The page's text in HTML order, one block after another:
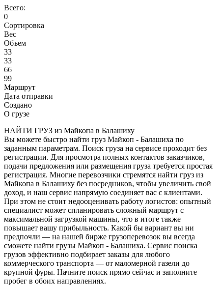
Всего:
0
Сортировка
Вес
Объем
33
33
66
99
Маршрут
Дата отправки
Создано
О грузе
НАЙТИ ГРУЗ из Майкопа в Балашиху
Вы можете быстро найти груз Майкоп - Балашиха по
заданным параметрам. Поиск груза на сервисе проходит без
регистрации. Для просмотра полных контактов заказчиков,
подачи предложения или размещения груза требуется простая
регистрация. Многие перевозчики стремятся найти груз из
Майкопа в Балашиху без посредников, чтобы увеличить свой
доход, и наш сервис напрямую соединяет вас с клиентами.
При этом не стоит недооценивать работу логистов: опытный
специалист может спланировать сложный маршрут с
максимальной загрузкой машины, что в итоге также
повышает вашу прибыльность. Какой бы вариант вы ни
предпочли — на нашей бирже грузоперевозок вы всегда
сможете найти грузы Майкоп - Балашиха. Сервис поиска
грузов эффективно подбирает заказы для любого
коммерческого транспорта — от маломерной газели до
крупной фуры. Начните поиск прямо сейчас и заполните
пробег в обоих направлениях.